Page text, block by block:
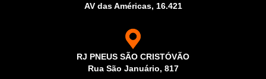
AV das Américas, 16.421
RJ PNEUS SÃO CRISTÓVÃO
Rua São Januário, 817